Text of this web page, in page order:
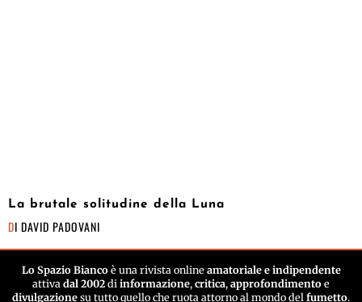
La brutale solitudine della Luna
DI DAVID PADOVANI
Lo Spazio Biancoè una rivista online amatoriale e indipendente
attiva dal 2002 di informazione, critica, approfondimento e
divulgazione su tutto quello che ruota attorno al mondo del fumetto.